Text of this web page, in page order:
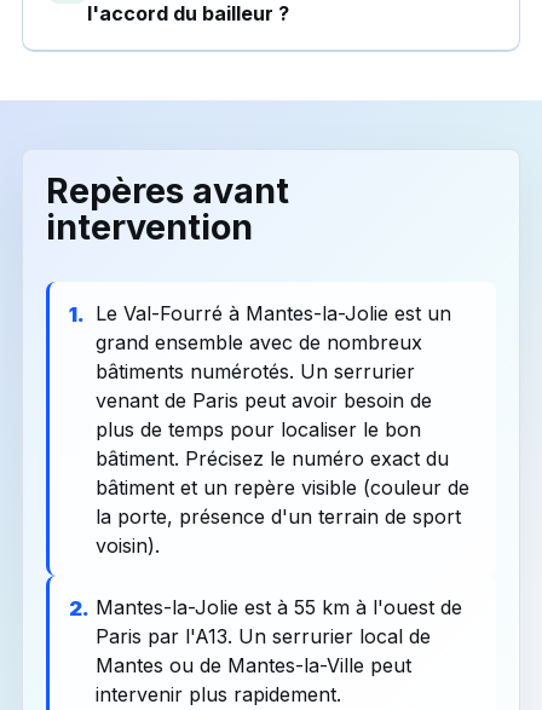
l'accord du bailleur ?
Repères avant
intervention
1. Le Val-Fourré à Mantes-la-Jolie est un
grand ensemble avec de nombreux
bâtiments numérotés. Un serrurier
venant de Paris peut avoir besoin de
plus de temps pour localiser le bon
bâtiment. Précisez le numéro exact du
bâtiment et un repère visible (couleur de
la porte, présence d'un terrain de sport
voisin).
2. Mantes-la-Jolie est à 55 km à l'ouest de
Paris par l'A13. Un serrurier local de
Mantes ou de Mantes-la-Ville peut
intervenir plus rapidement.